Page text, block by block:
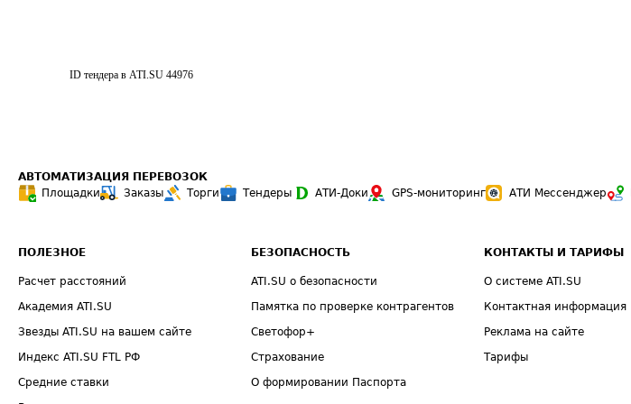
ID тендера в ATI.SU 44976
АВТОМАТИЗАЦИЯ ПЕРЕВОЗОК
Площадки
Заказы Торги Тендеры АТИ-Доки GPS-мониторинг АТИ Мессенджер
ПОЛЕЗНОЕ
Расчет расстояний
Академия ATI.SU
Звезды ATI.SU на вашем сайте
Индекс ATI.SU FTL РФ
Средние ставки
БЕЗОПАСНОСТЬ
ATI.SU о безопасности
Памятка по проверке контрагентов
Светофор+
Страхование
О формировании Паспорта
КОНТАКТЫ И ТАРИФЫ
О системе ATI.SU
Контактная информация
Реклама на сайте
Тарифы